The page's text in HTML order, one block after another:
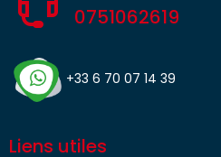
0751062619
+33 6 70 07 14 39
Liens utiles